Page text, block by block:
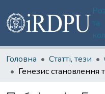
та
Головна Статті, тези